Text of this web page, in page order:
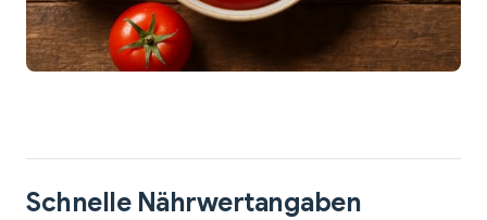
Schnelle Nährwertangaben